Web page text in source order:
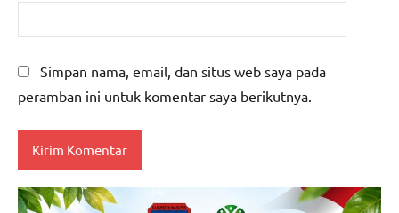
Simpan nama, email, dan situs web saya pada
peramban ini untuk komentar saya berikutnya.